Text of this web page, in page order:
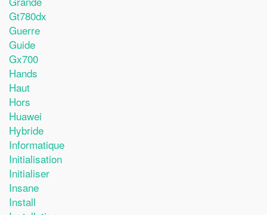
Gt780dx
Guerre
Guide
Gx700
Hands
Haut
Hors
Huawei
Hybride
Informatique
Initialisation
Initialiser
Insane
Install